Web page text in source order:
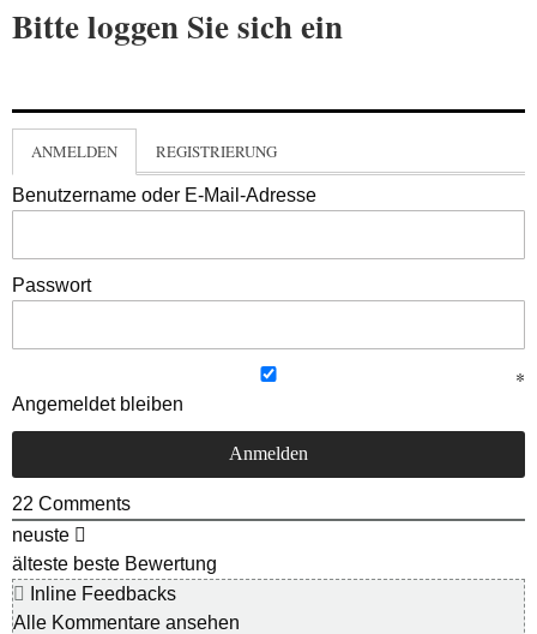
Bitte loggen Sie sich ein
ANMELDEN REGISTRIERUNG
Benutzername oder E-Mail-Adresse
Passwort
Angemeldet bleiben
22 Comments
neuste
älteste beste Bewertung
Inline Feedbacks
Alle Kommentare ansehen